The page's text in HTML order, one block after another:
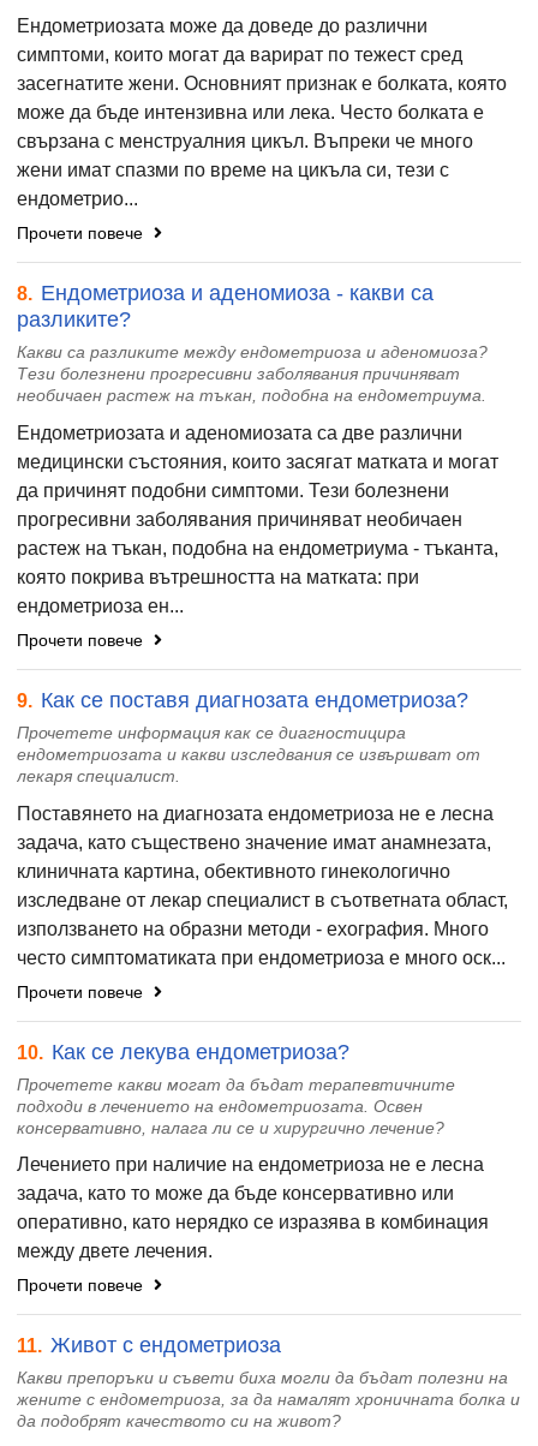
Ендометриозата може да доведе до различни
симптоми, които могат да варират по тежест сред
засегнатите жени. Основният признак е болката, която
може да бъде интензивна или лека. Често болката е
свързана с менструалния цикъл. Въпреки че много
жени имат спазми по време на цикъла си, тези с
ендометрио...
Прочети повече
8. Ендометриоза и аденомиоза - какви са
разликите?
Какви са разликите между ендометриоза и аденомиоза?
Тези болезнени прогресивни заболявания причиняват
необичаен растеж на тъкан, подобна на ендометриума.
Ендометриозата и аденомиозата са две различни
медицински състояния, които засягат матката и могат
да причинят подобни симптоми. Тези болезнени
прогресивни заболявания причиняват необичаен
растеж на тъкан, подобна на ендометриума - тъканта,
която покрива вътрешността на матката: при
ендометриоза ен...
Прочети повече
9. Как се поставя диагнозата ендометриоза?
Прочетете информация как се диагностицира
ендометриозата и какви изследвания се извършват от
лекаря специалист.
Поставянето на диагнозата ендометриоза не е лесна
задача, като съществено значение имат анамнезата,
клиничната картина, обективното гинекологично
изследване от лекар специалист в съответната област,
използването на образни методи - ехография. Много
често симптоматиката при ендометриоза е много оск...
Прочети повече
10. Как се лекува ендометриоза?
Прочетете какви могат да бъдат терапевтичните
подходи в лечението на ендометриозата. Освен
консервативно, налага ли се и хирургично лечение?
Лечението при наличие на ендометриоза не е лесна
задача, като то може да бъде консервативно или
оперативно, като нерядко се изразява в комбинация
между двете лечения.
Прочети повече
11. Живот с ендометриоза
Какви препоръки и съвети биха могли да бъдат полезни на
жените с ендометриоза, за да намалят хроничната болка и
да подобрят качеството си на живот?